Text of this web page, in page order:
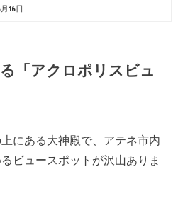
16日
「アクロポリスビュ
にある大神殿で、アテネ市内
ビュースポットが沢山ありま